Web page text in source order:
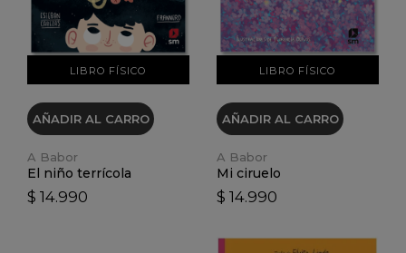
LIBRO FÍSICO
AÑADIR AL CARRO
A Babor
El niño terrícola
$ 14.990
LIBRO FÍSICO
AÑADIR AL CARRO
A Babor
Mi ciruelo
$ 14.990